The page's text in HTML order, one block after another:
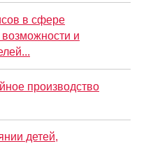
в сфере
и
производство
детей,